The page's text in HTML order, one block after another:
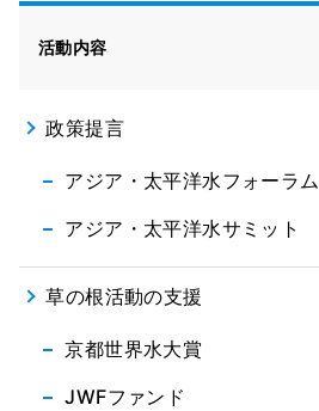
活動内容
政策提言
アジア・太平洋水フォーラム
アジア・太平洋水サミット
草の根活動の支援
京都世界水大賞
JWFファンド